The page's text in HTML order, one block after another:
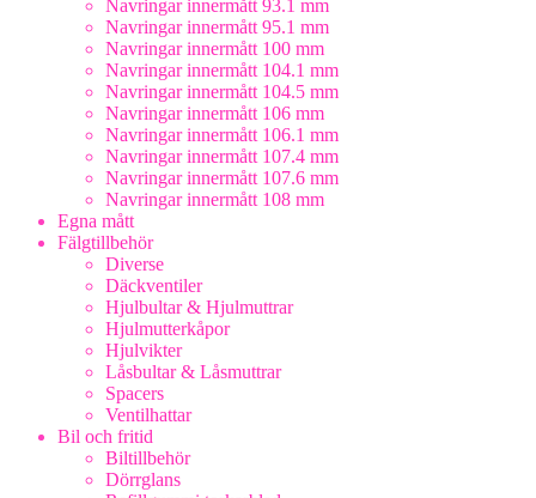
Navringar innermått 93.1 mm
Navringar innermått 95.1 mm
Navringar innermått 100 mm
Navringar innermått 104.1 mm
Navringar innermått 104.5 mm
Navringar innermått 106 mm
Navringar innermått 106.1 mm
Navringar innermått 107.4 mm
Navringar innermått 107.6 mm
Navringar innermått 108 mm
Egna mått
Fälgtillbehör
Diverse
Däckventiler
Hjulbultar & Hjulmuttrar
Hjulmutterkåpor
Hjulvikter
Låsbultar & Låsmuttrar
Spacers
Ventilhattar
Bil och fritid
Biltillbehör
Dörrglans